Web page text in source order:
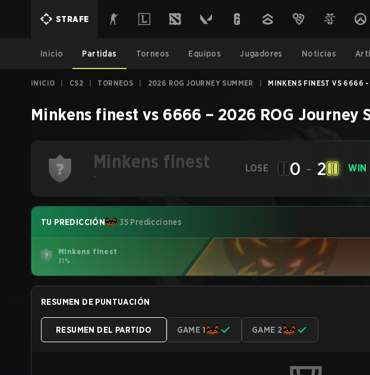
STRAFE
Inicio Partidas Torneos Equipos Jugadores Noticias
INICIO CS2 TORNEOS 2026 ROG JOURNEY SUMMER MINKENS FINEST VS 6666
Minkens finest vs 6666 – 2026 ROG Journey
Minkens finest
-
LOSE 0 - 2 WIN
TU PREDICCIÓN 35 Predicciones
Minkens finest
31%
RESUMEN DE PUNTUACIÓN
RESUMEN DEL PARTIDO GAME 1 GAME 2